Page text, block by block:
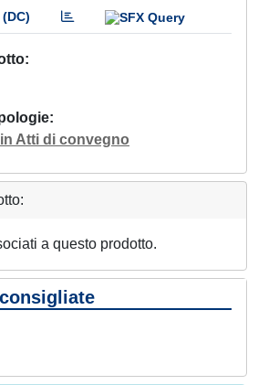
Atti di convegno
a questo prodotto.